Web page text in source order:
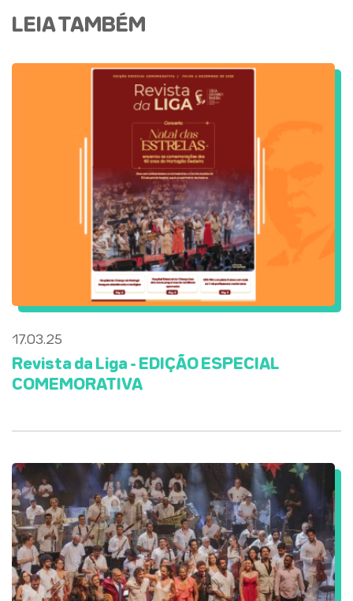
LEIA TAMBÉM
17.03.25
Revista da Liga - EDIÇÃO ESPECIAL
COMEMORATIVA